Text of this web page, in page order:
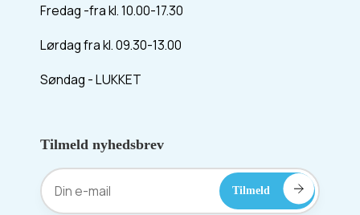
Fredag -fra kl. 10.00-17.30
Lørdag fra kl. 09.30-13.00
Søndag - LUKKET
Tilmeld nyhedsbrev